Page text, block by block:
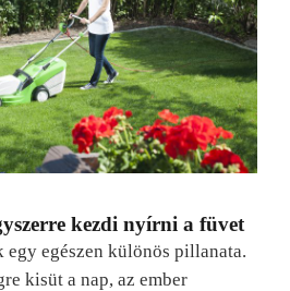
kezdi nyírni a füvet
egy egészen különös pillanata.
kisüt a nap, az ember